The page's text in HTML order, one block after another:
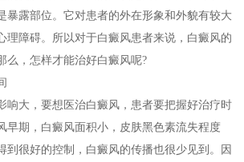
暴露部位。它对患者的外在形象和外貌有较大
理障碍。所以对于白癜风患者来说，白癜风的
么，怎样才能治好白癜风呢?
大，要想医治白癜风，患者要把握好治疗时
早期，白癜风面积小，皮肤黑色素流失程度
到很好的控制，白癜风的传播也很少见到。因